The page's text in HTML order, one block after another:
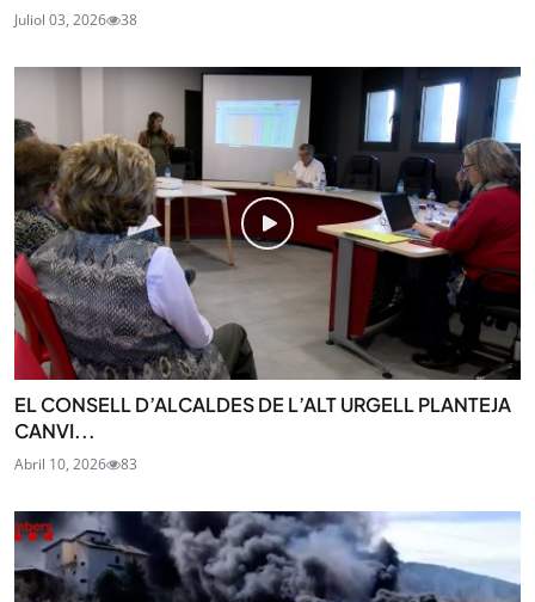
Juliol 03, 2026 38
EL CONSELL D’ALCALDES DE L’ALT URGELL PLANTEJA
CANVI...
Abril 10, 2026 83